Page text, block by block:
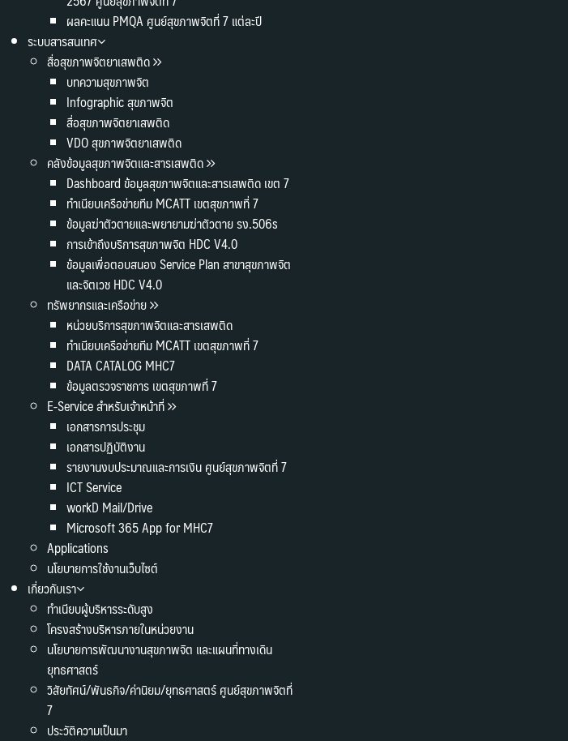
ผลคะแนน PMQA ศูนย์สุขภาพจิตที่ 7 แต่ละปี
ระบบสารสนเทศ
สื่อสุขภาพจิตยาเสพติด
บทความสุขภาพจิต
Infographic สุขภาพจิต
สื่อสุขภาพจิตยาเสพติด
VDO สุขภาพจิตยาเสพติด
คลังข้อมูลสุขภาพจิตและสารเสพติด
Dashboard ข้อมูลสุขภาพจิตและสารเสพติด เขต 7
ทำเนียบเครือข่ายทีม MCATT เขตสุขภาพที่ 7
ข้อมูลฆ่าตัวตายและพยายามฆ่าตัวตาย รง.506s
การเข้าถึงบริการสุขภาพจิต HDC V4.0
ข้อมูลเพื่อตอบสนอง Service Plan สาขาสุขภาพจิต
และจิตเวช HDC V4.0
ทรัพยากรและเครือข่าย
หน่วยบริการสุขภาพจิตและสารเสพติด
ทำเนียบเครือข่ายทีม MCATT เขตสุขภาพที่ 7
DATA CATALOG MHC7
ข้อมูลตรวจราชการ เขตสุขภาพที่ 7
E-Service สำหรับเจ้าหน้าที่
เอกสารการประชุม
เอกสารปฏิบัติงาน
รายงานงบประมาณและการเงิน ศูนย์สุขภาพจิตที่ 7
ICT Service
workD Mail/Drive
Microsoft 365 App for MHC7
Applications
นโยบายการใช้งานเว็บไซต์
เกี่ยวกับเรา
ทำเนียบผู้บริหารระดับสูง
โครงสร้างบริหารภายในหน่วยงาน
นโยบายการพัฒนางานสุขภาพจิต และแผนที่ทางเดิน
ยุทธศาสตร์
วิสัยทัศน์/พันธกิจ/ค่านิยม/ยุทธศาสตร์ ศูนย์สุขภาพจิตที่
7
ประวัติความเป็นมา